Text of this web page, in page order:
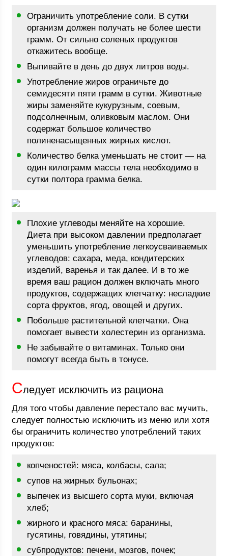
Ограничить употребление соли. В сутки
организм должен получать не более шести
грамм. От сильно соленых продуктов
откажитесь вообще.
Выпивайте в день до двух литров воды.
Употребление жиров ограничьте до
семидесяти пяти грамм в сутки. Животные
жиры заменяйте кукурузным, соевым,
подсолнечным, оливковым маслом. Они
содержат большое количество
полиненасыщенных жирных кислот.
Количество белка уменьшать не стоит — на
один килограмм массы тела необходимо в
сутки полтора грамма белка.
Плохие углеводы меняйте на хорошие.
Диета при высоком давлении предполагает
уменьшить употребление легкоусваиваемых
углеводов: сахара, меда, кондитерских
изделий, варенья и так далее. И в то же
время ваш рацион должен включать много
продуктов, содержащих клетчатку: несладкие
сорта фруктов, ягод, овощей и других.
Побольше растительной клетчатки. Она
помогает вывести холестерин из организма.
Не забывайте о витаминах. Только они
помогут всегда быть в тонусе.
Следует исключить из рациона
Для того чтобы давление перестало вас мучить,
следует полностью исключить из меню или хотя
бы ограничить количество употреблений таких
продуктов:
копченостей: мяса, колбасы, сала;
супов на жирных бульонах;
выпечек из высшего сорта муки, включая
хлеб;
жирного и красного мяса: баранины,
гусятины, говядины, утятины;
субпродуктов: печени, мозгов, почек;